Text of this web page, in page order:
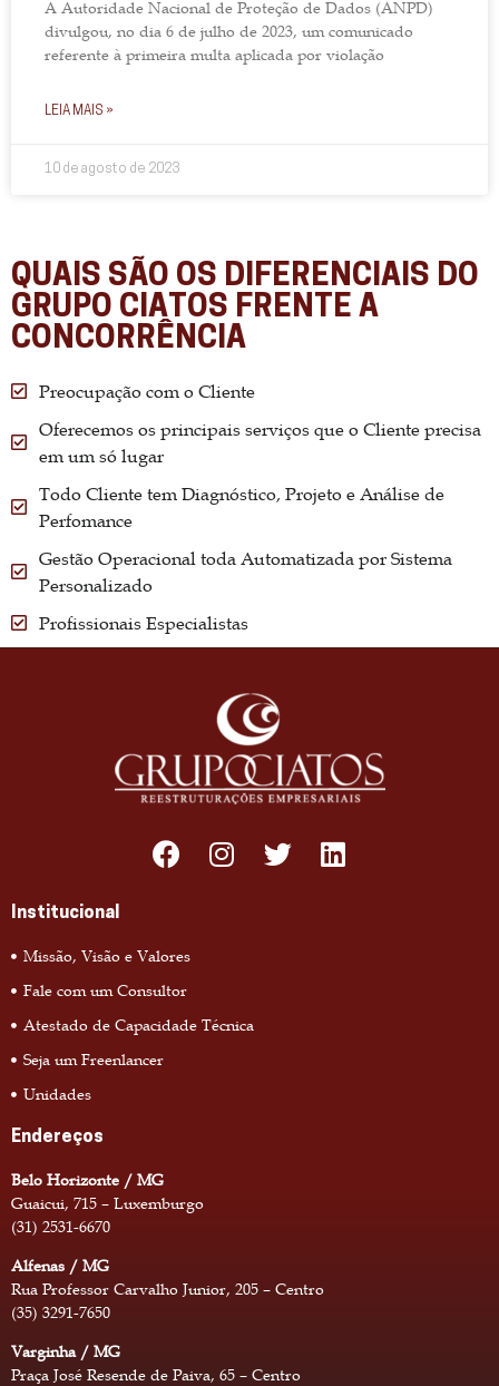
A Autoridade Nacional de Proteção de Dados (ANPD)
divulgou, no dia 6 de julho de 2023, um comunicado
referente à primeira multa aplicada por violação
LEIA MAIS »
10 de agosto de 2023
QUAIS SÃO OS DIFERENCIAIS DO
GRUPO CIATOS FRENTE A
CONCORRÊNCIA
Preocupação com o Cliente
Oferecemos os principais serviços que o Cliente precisa
em um só lugar
Todo Cliente tem Diagnóstico, Projeto e Análise de
Perfomance
Gestão Operacional toda Automatizada por Sistema
Personalizado
Profissionais Especialistas
Institucional
Missão, Visão e Valores
Fale com um Consultor
Atestado de Capacidade Técnica
Seja um Freenlancer
Unidades
Endereços
Belo Horizonte / MG
Guaicui, 715 – Luxemburgo
(31) 2531-6670
Alfenas / MG
Rua Professor Carvalho Junior, 205 – Centro
(35) 3291-7650
Varginha / MG
Praça José Resende de Paiva, 65 – Centro